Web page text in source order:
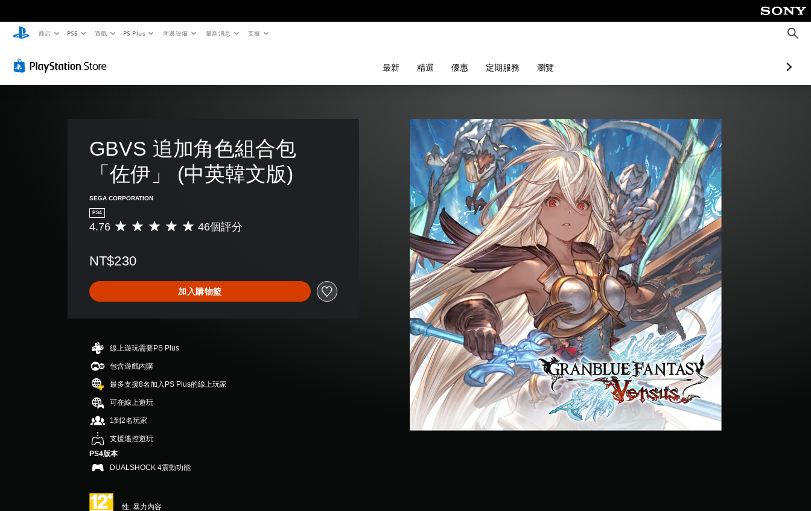
商店 PS5 遊戲 PS Plus 周邊設備 最新消息 支援
搜
尋
最新 精選 優惠 定期服務 瀏覽
GBVS 追加角色組合包
「佐伊」 (中英韓文版)
SEGA CORPORATION
PS4
平
分
4
.
6
星
（
滿
分
5
顆
星
）
，
共
4
6
評
分
4.76 46個評分
NT$230
加入購物籃
線上遊玩需要PS Plus
包含遊戲內購
最多支援8名加入PS Plus的線上玩家
可在線上遊玩
1到2名玩家
支援遙控遊玩
PS4版本
DUALSHOCK 4震動功能
性, 暴力內容